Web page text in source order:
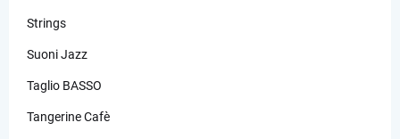
Strings
Suoni Jazz
Taglio BASSO
Tangerine Cafè